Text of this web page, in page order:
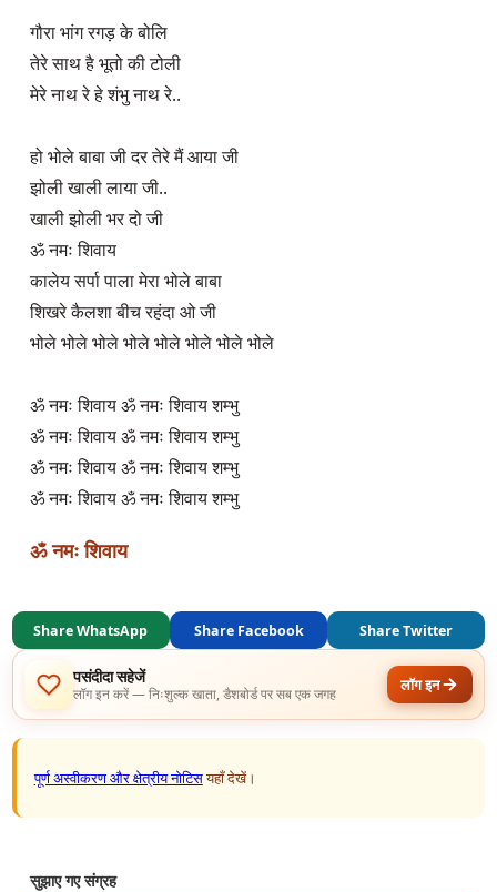
गौरा भांग रगड़ के बोलि
तेरे साथ है भूतो की टोली
मेरे नाथ रे हे शंभु नाथ रे..
हो भोले बाबा जी दर तेरे मैं आया जी
झोली खाली लाया जी..
खाली झोली भर दो जी
ॐ नमः शिवाय
कालेय सर्पा पाला मेरा भोले बाबा
शिखरे कैलशा बीच रहंदा ओ जी
भोले भोले भोले भोले भोले भोले भोले भोले
ॐ नमः शिवाय ॐ नमः शिवाय शम्भु
ॐ नमः शिवाय ॐ नमः शिवाय शम्भु
ॐ नमः शिवाय ॐ नमः शिवाय शम्भु
ॐ नमः शिवाय ॐ नमः शिवाय शम्भु
ॐ नमः शिवाय
Share WhatsApp Share Facebook Share Twitter
पसंदीदा सहेजें
लॉग इन करें — निःशुल्क खाता, डैशबोर्ड पर सब एक जगह लॉग इन
पूर्ण अस्वीकरण और क्षेत्रीय नोटिसयहाँ देखें।
सुझाए गए संग्रह